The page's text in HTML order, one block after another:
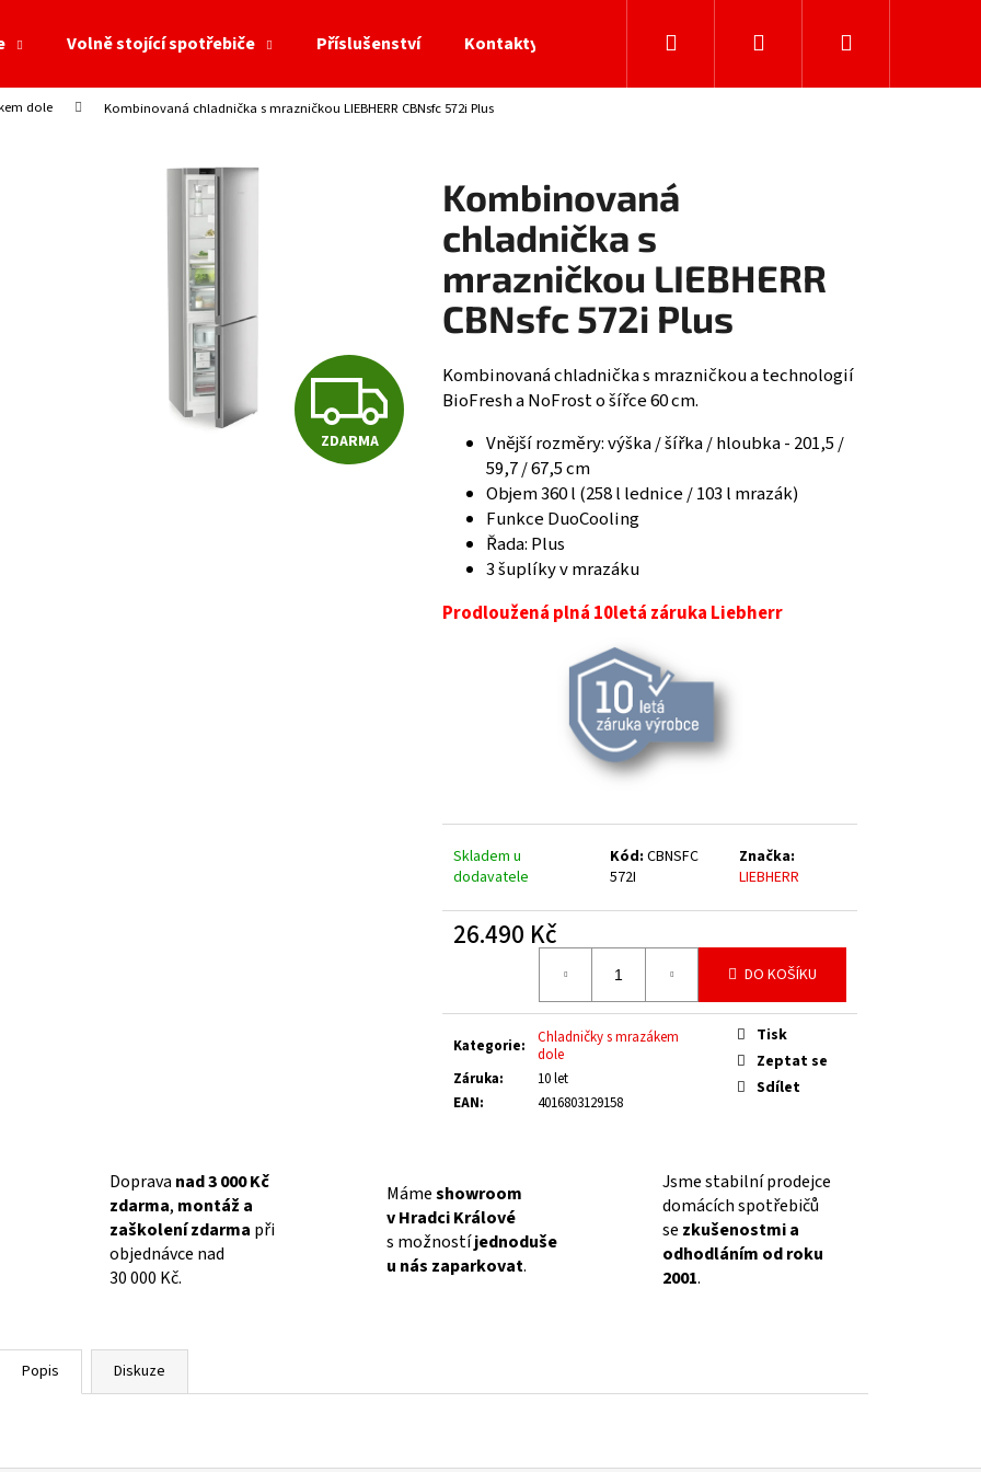
Volně stojící spotřebiče Příslušenství Kontakty Hledat PřihlášeníNákupní
dole Kombinovaná chladnička s mrazničkou LIEBHERR CBNsfc 572i Plus
Kombinovaná
chladnička s
mrazničkou LIEBHERR
CBNsfc 572i Plus
Kombinovaná chladnička s mrazničkou a technologií
BioFresh a NoFrost o šířce 60 cm.
Vnější rozměry: výška / šířka / hloubka - 201,5 /
59,7 / 67,5 cm
Objem 360 l (258 l lednice / 103 l mrazák)
Funkce DuoCooling
Řada: Plus
3 šuplíky v mrazáku
Prodloužená plná 10letá záruka Liebherr
Skladem u
dodavatele
Kód: CBNSFC
572I
Značka:
LIEBHERR
26.490 Kč
DO KOŠÍKU
Kategorie:
Chladničky s mrazákem
dole
Záruka:
10 let
EAN: 4016803129158
Tisk
Zeptat se
Sdílet
Z
D
ZDARMA
Doprava nad 3 000 Kč
zdarma, montáž a
zaškolení zdarma při
objednávce nad
30 000 Kč.
Mámeshowroom
v Hradci Králové
s možnostíjednoduše
u nás zaparkovat.
Jsme stabilní prodejce
domácích spotřebičů
se zkušenostmi a
odhodláním od roku
2001.
Popis Diskuze
Co potřebujete najít?
Doporučujeme